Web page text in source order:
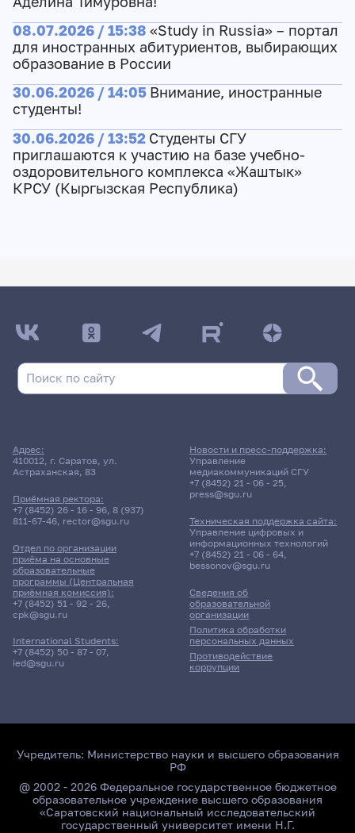
08.07.2026 / 15:38 «Study in Russia» – портал
для иностранных абитуриентов, выбирающих
образование в России
30.06.2026 / 14:05 Внимание, иностранные
студенты!
30.06.2026 / 13:52 Студенты СГУ
приглашаются к участию на базе учебно-
оздоровительного комплекса «Жаштык»
КРСУ (Кыргызская Республика)
Адрес:
410012, г. Саратов, ул.
Астраханская, 83
Приёмная ректора:
+7 (8452) 26 - 16 - 96, 8 (937)
811-67-46, rector@sgu.ru
Отдел по организации
приёма на основные
образовательные
программы (Центральная
приёмная комиссия):
+7 (8452) 51 - 92 - 26,
cpk@sgu.ru
International Students:
+7 (8452) 50 - 87 - 07,
ied@sgu.ru
Сведения об
образовательной
организации
Политика обработки
персональных данных
Противодействие
коррупции
Новости и пресс-поддержка:
Управление
медиакоммуникаций СГУ
+7 (8452) 21 - 06 - 25,
press@sgu.ru
Техническая поддержка сайта:
Управление цифровых и
информационных технологий
+7 (8452) 21 - 06 - 64,
bessonov@sgu.ru
Учредитель: Министерство науки и высшего образования
РФ
@ 2002 - 2026 Федеральное государственное бюджетное
образовательное учреждение высшего образования
«Саратовский национальный исследовательский
государственный университет имени Н.Г.